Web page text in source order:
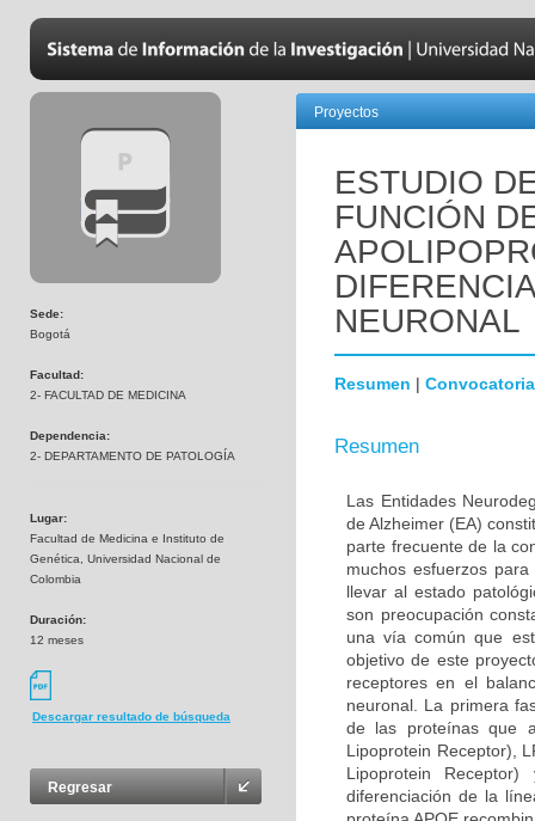
Sede:
Bogotá
Facultad:
2- FACULTAD DE MEDICINA
Dependencia:
2- DEPARTAMENTO DE PATOLOGÍA
Lugar:
Facultad de Medicina e Instituto de
Genética, Universidad Nacional de
Colombia
Duración:
12 meses
Descargar resultado de búsqueda
Regresar
Proyectos
ESTUDIO
FUNCIÓN
NEURONAL
Resumen | Convocatoria
Resumen
Las Entidades
de Alzheimer (EA)
parte frecuente de la
muchos esfuerzos
llevar al estado
son preocupación
una vía común que
objetivo de este
receptores en el
neuronal. La primera
de las proteínas que
Lipoprotein Receptor),
Lipoprotein
diferenciación de la